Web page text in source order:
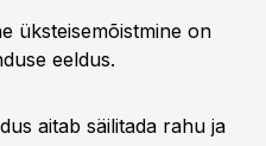
üksteisemõistmine on
eeldus.
aitab säilitada rahu ja